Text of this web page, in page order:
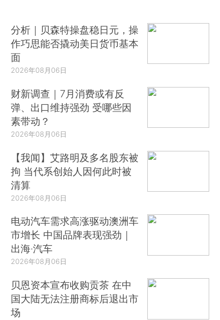
分析｜贝森特操盘稳日元，操
作巧思能否撬动美日货币基本
面
2026年08月06日
财新调查｜7月消费或有反
弹、出口维持强劲 受哪些因
素带动？
2026年08月06日
【我闻】艾路明及多名股东被
拘 当代系创始人因何此时被
清算
2026年08月06日
电动汽车需求高涨驱动澳洲车
市增长 中国品牌表现强劲｜
出海·汽车
2026年08月06日
贝恩资本宣布收购贡茶 在中
国大陆无法注册商标后退出市
场